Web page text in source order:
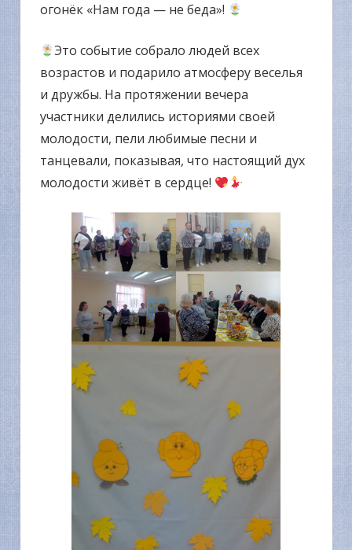
огонёк «Нам года — не беда»!
Это событие собрало людей всех
возрастов и подарило атмосферу веселья
и дружбы. На протяжении вечера
участники делились историями своей
молодости, пели любимые песни и
танцевали, показывая, что настоящий дух
молодости живёт в сердце!